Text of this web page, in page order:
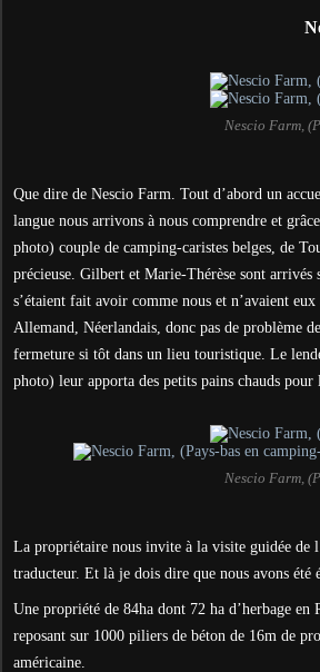
Nescio Farm,
Que dire de Nescio Farm. Tout d’abord un
langue nous arrivons à nous comprendre et
photo) couple de camping-caristes belges, de
précieuse. Gilbert et Marie-Thérèse sont arrivés
s’étaient fait avoir comme nous et n’avaient
Allemand, Néerlandais, donc pas de problème
fermeture si tôt dans un lieu touristique. Le
photo) leur apporta des petits pains chauds pour
Nescio Farm,
La propriétaire nous invite à la visite guidée de
traducteur. Et là je dois dire que nous avons été
Une propriété de 84ha dont 72 ha d’herbage
reposant sur 1000 piliers de béton de 16m de
américaine.